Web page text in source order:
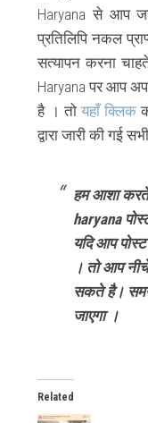
Haryana से आप
प्रतिलिपि नकल
सत्यापन करना
Haryana पर आप
है । तो यहाँ क्लिक
द्वारा जारी की गई
हम आशा करते
haryana
यदि आप
। तो आप
सकते है। समय
जाएगा ।
Related